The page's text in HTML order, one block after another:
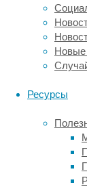
Новые
Ресурсы
в
этих